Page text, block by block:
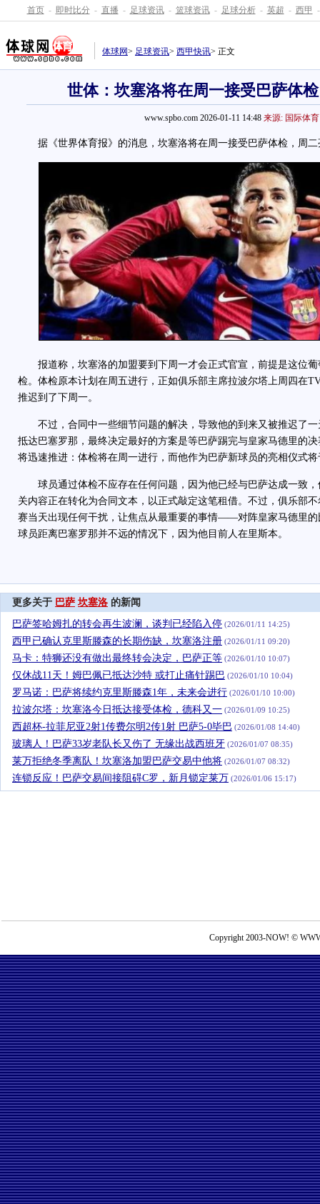
首页 - 即时比分 - 直播 - 足球资讯 - 篮球资讯 - 足球分析 - 英超 - 西甲 -
体球网> 足球资讯> 西甲快讯> 正文
世体：坎塞洛将在周一接受巴萨体
www.spbo.com 2026-01-11 14:48 来源: 国际体育
据《世界体育报》的消息，坎塞洛将在周一接受巴萨体检，周二
报道称，坎塞洛的加盟要到下周一才会正式官宣，前提是这位葡
检。体检原本计划在周五进行，正如俱乐部主席拉波尔塔上周四在
推迟到了下周一。
不过，合同中一些细节问题的解决，导致他的到来又被推迟了一
抵达巴塞罗那，最终决定最好的方案是等巴萨踢完与皇家马德里的
将迅速推进：体检将在周一进行，而他作为巴萨新球员的亮相仪式
球员通过体检不应存在任何问题，因为他已经与巴萨达成一致，
关内容正在转化为合同文本，以正式敲定这笔租借。不过，俱乐部
赛当天出现任何干扰，让焦点从最重要的事情——对阵皇家马德里
球员距离巴塞罗那并不远的情况下，因为他目前人在里斯本。
更多关于 巴萨 坎塞洛 的新闻
巴萨签哈姆扎的转会再生波澜，谈判已经陷入停 (2026/01/11 14:25)
西甲已确认克里斯滕森的长期伤缺，坎塞洛注册 (2026/01/11 09:20)
马卡：特狮还没有做出最终转会决定，巴萨正等 (2026/01/10 10:07)
仅休战11天！姆巴佩已抵达沙特 或打止痛针踢巴 (2026/01/10 10:04)
罗马诺：巴萨将续约克里斯滕森1年，未来会进行 (2026/01/10 10:00)
拉波尔塔：坎塞洛今日抵达接受体检，德科又一 (2026/01/09 10:25)
西超杯-拉菲尼亚2射1传费尔明2传1射 巴萨5-0毕巴 (2026/01/08 14:40)
玻璃人！巴萨33岁老队长又伤了 无缘出战西班牙 (2026/01/07 08:35)
莱万拒绝冬季离队！坎塞洛加盟巴萨交易中他将 (2026/01/07 08:32)
连锁反应！巴萨交易间接阻碍C罗，新月锁定莱万 (2026/01/06 15:17)
Copyright 2003-NOW! ©